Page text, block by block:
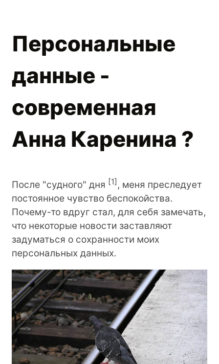
Персональные
данные -
современная
Анна Каренина ?
После "судного" дня [1] , меня преследует
постоянное чувство беспокойства.
Почему-то вдруг стал, для себя замечать,
что некоторые новости заставляют
задуматься о сохранности моих
персональных данных.